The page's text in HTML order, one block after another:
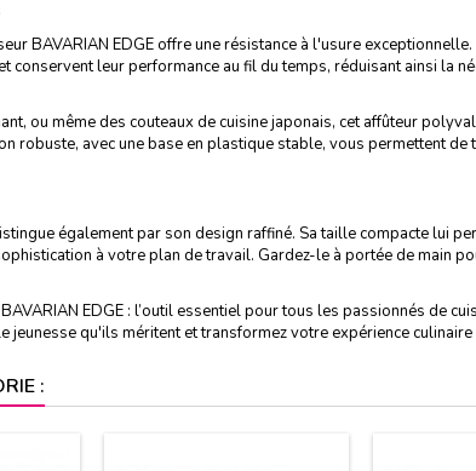
BAVARIAN EDGE offre une résistance à l'usure
conservent leur performance au fil du temps, réduisant ainsi la
ou même des couteaux de cuisine japonais, cet affûteur
robuste, avec une base en plastique stable, vous permettent de
également par son design raffiné. Sa taille compacte lui
à votre plan de travail. Gardez-le à portée de main
EDGE : l’outil essentiel pour tous les passionnés de
jeunesse qu'ils méritent et transformez votre expérience culinaire
: